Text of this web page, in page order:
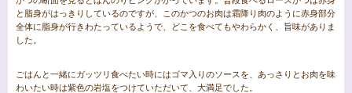
と脂身がはっきりしているのですが、このかつのお肉は霜降り肉のように赤身部分
全体に脂身が行きわたっているようで、どこを食べてもやわらかく、旨味がありま
した。
ごはんと一緒にガッツリ食べたい時にはゴマ入りのソースを、あっさりとお肉を味
わいたい時は紫色の岩塩をつけていただいて、大満足でした。